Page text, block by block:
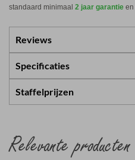
standaard minimaal 2 jaar garantie en
Reviews
Specificaties
Staffelprijzen
Relevante producten